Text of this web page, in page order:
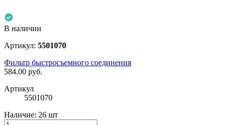
В наличии
Артикул: 5501070
Фильтр быстросъемного соединения
584.00 руб.
Артикул
5501070
Наличие: 26 шт